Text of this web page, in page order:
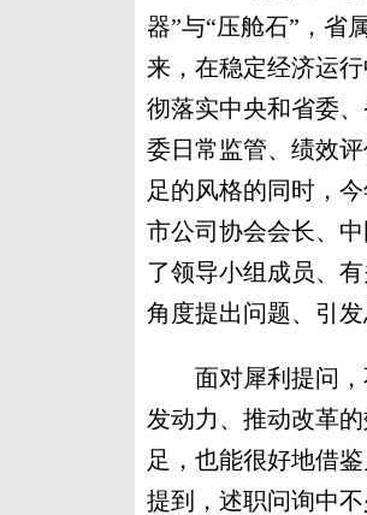
器”与“压舱石”，省
来，在稳定经济运
彻落实中央和省委
委日常监管、绩效
足的风格的同时，
市公司协会会长、
了领导小组成员、
角度提出问题、引
面对犀利提问，
发动力、推动改革
足，也能很好地借
提到，述职问询中